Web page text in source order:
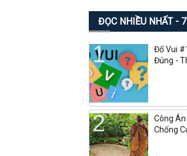
ĐỌC NHIỀU NHẤT - 7
Đố Vui
Đúng -
Công Án
Chống